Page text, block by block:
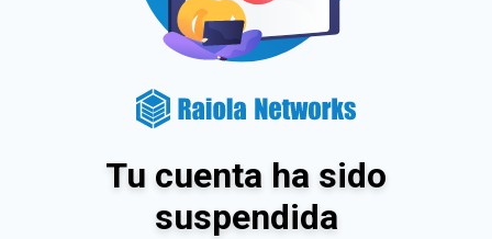
Tu cuenta ha sido
suspendida